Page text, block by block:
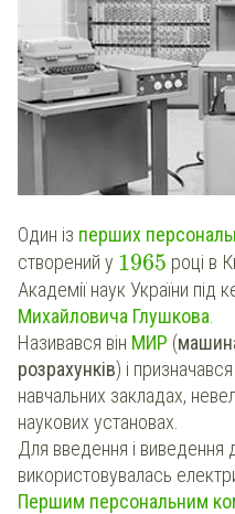
Один із перших
створений у 1965 році в
Академії наук України під
Михайловича Глушкова
Називався він МИР (
розрахунків) і
навчальних закладах,
наукових установах.
Для введення і виведення
використовувалась
Першим персональним